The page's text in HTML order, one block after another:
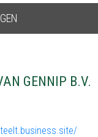
GENNIP B.V.